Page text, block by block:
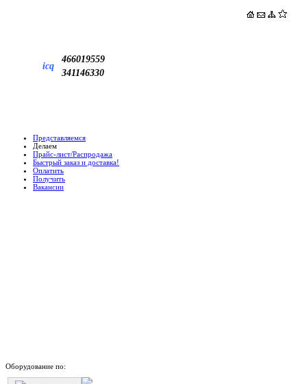
icq
466019559
341146330
Представляемся
Делаем
Прайс-лист/Распродажа
Быстрый заказ и доставка!
Оплатить
Получить
Вакансии
Оборудование по: